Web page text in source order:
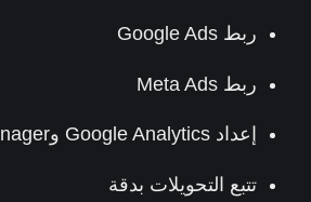
ربط Google Ads
ربط Meta Ads
إعداد Google Analytics وTag Manager
تتبع التحويلات بدقة